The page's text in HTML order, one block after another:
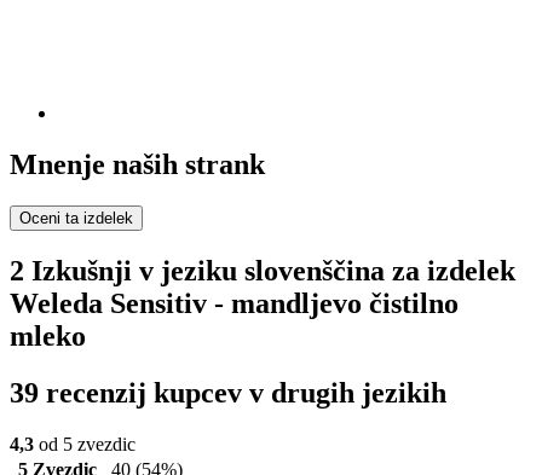
Mnenje naših strank
Oceni ta izdelek
2 Izkušnji v jeziku slovenščina za izdelek
Weleda Sensitiv - mandljevo čistilno
mleko
39 recenzij kupcev v drugih jezikih
4,3 od 5 zvezdic
5 Zvezdic
40 (54%)